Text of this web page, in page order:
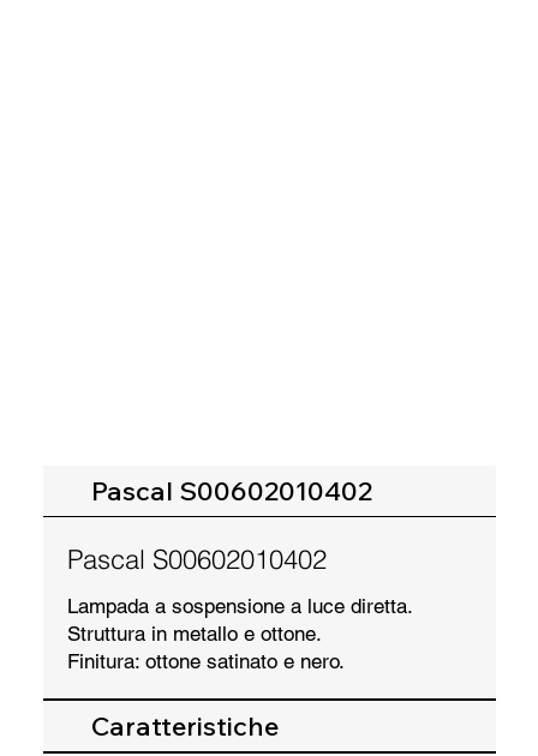
Pascal S00602010402
Pascal S00602010402
Lampada a sospensione a luce diretta.
Struttura in metallo e ottone.
Finitura: ottone satinato e nero.
Caratteristiche